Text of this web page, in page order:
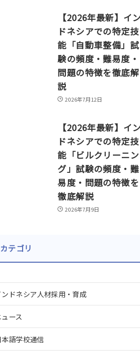
【2026年最新】イ
ドネシアでの特定技
能「自動車整備」試
験の頻度・難易度・
問題の特徴を徹底解
説
2026年7月12日
【2026年最新】イ
ドネシアでの特定技
能「ビルクリーニン
グ」試験の頻度・難
易度・問題の特徴を
徹底解説
2026年7月9日
カテゴリ
ンドネシア人材採用・育成
ース
本語学校通信